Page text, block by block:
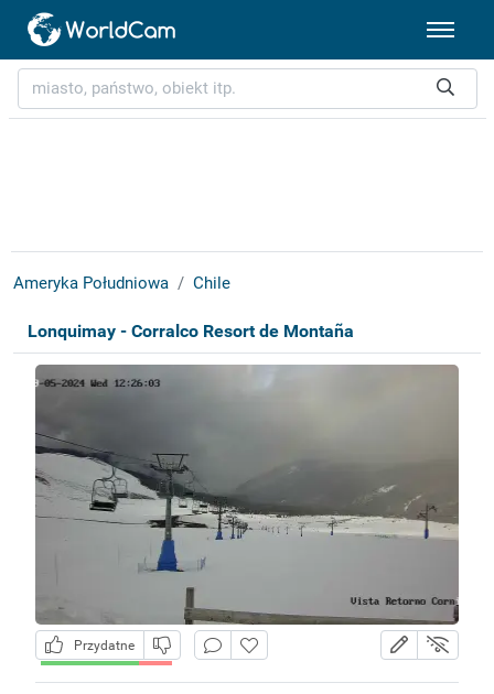
Ameryka Południowa Chile
Lonquimay - Corralco Resort de Montaña
Przydatne